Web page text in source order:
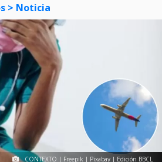
> Noticia
CONTEXTO | Freepik | Pixabay | Edición BBCL